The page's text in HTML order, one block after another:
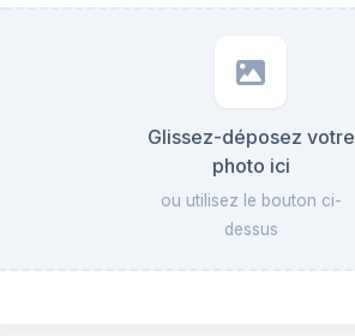
Glissez-déposez votre
photo ici
ou utilisez le bouton ci-
dessus